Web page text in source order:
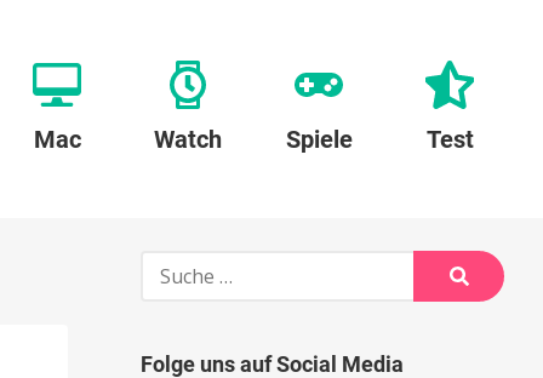
Mac Watch Spiele Test
Suche
Suche
Folge uns auf Social Media